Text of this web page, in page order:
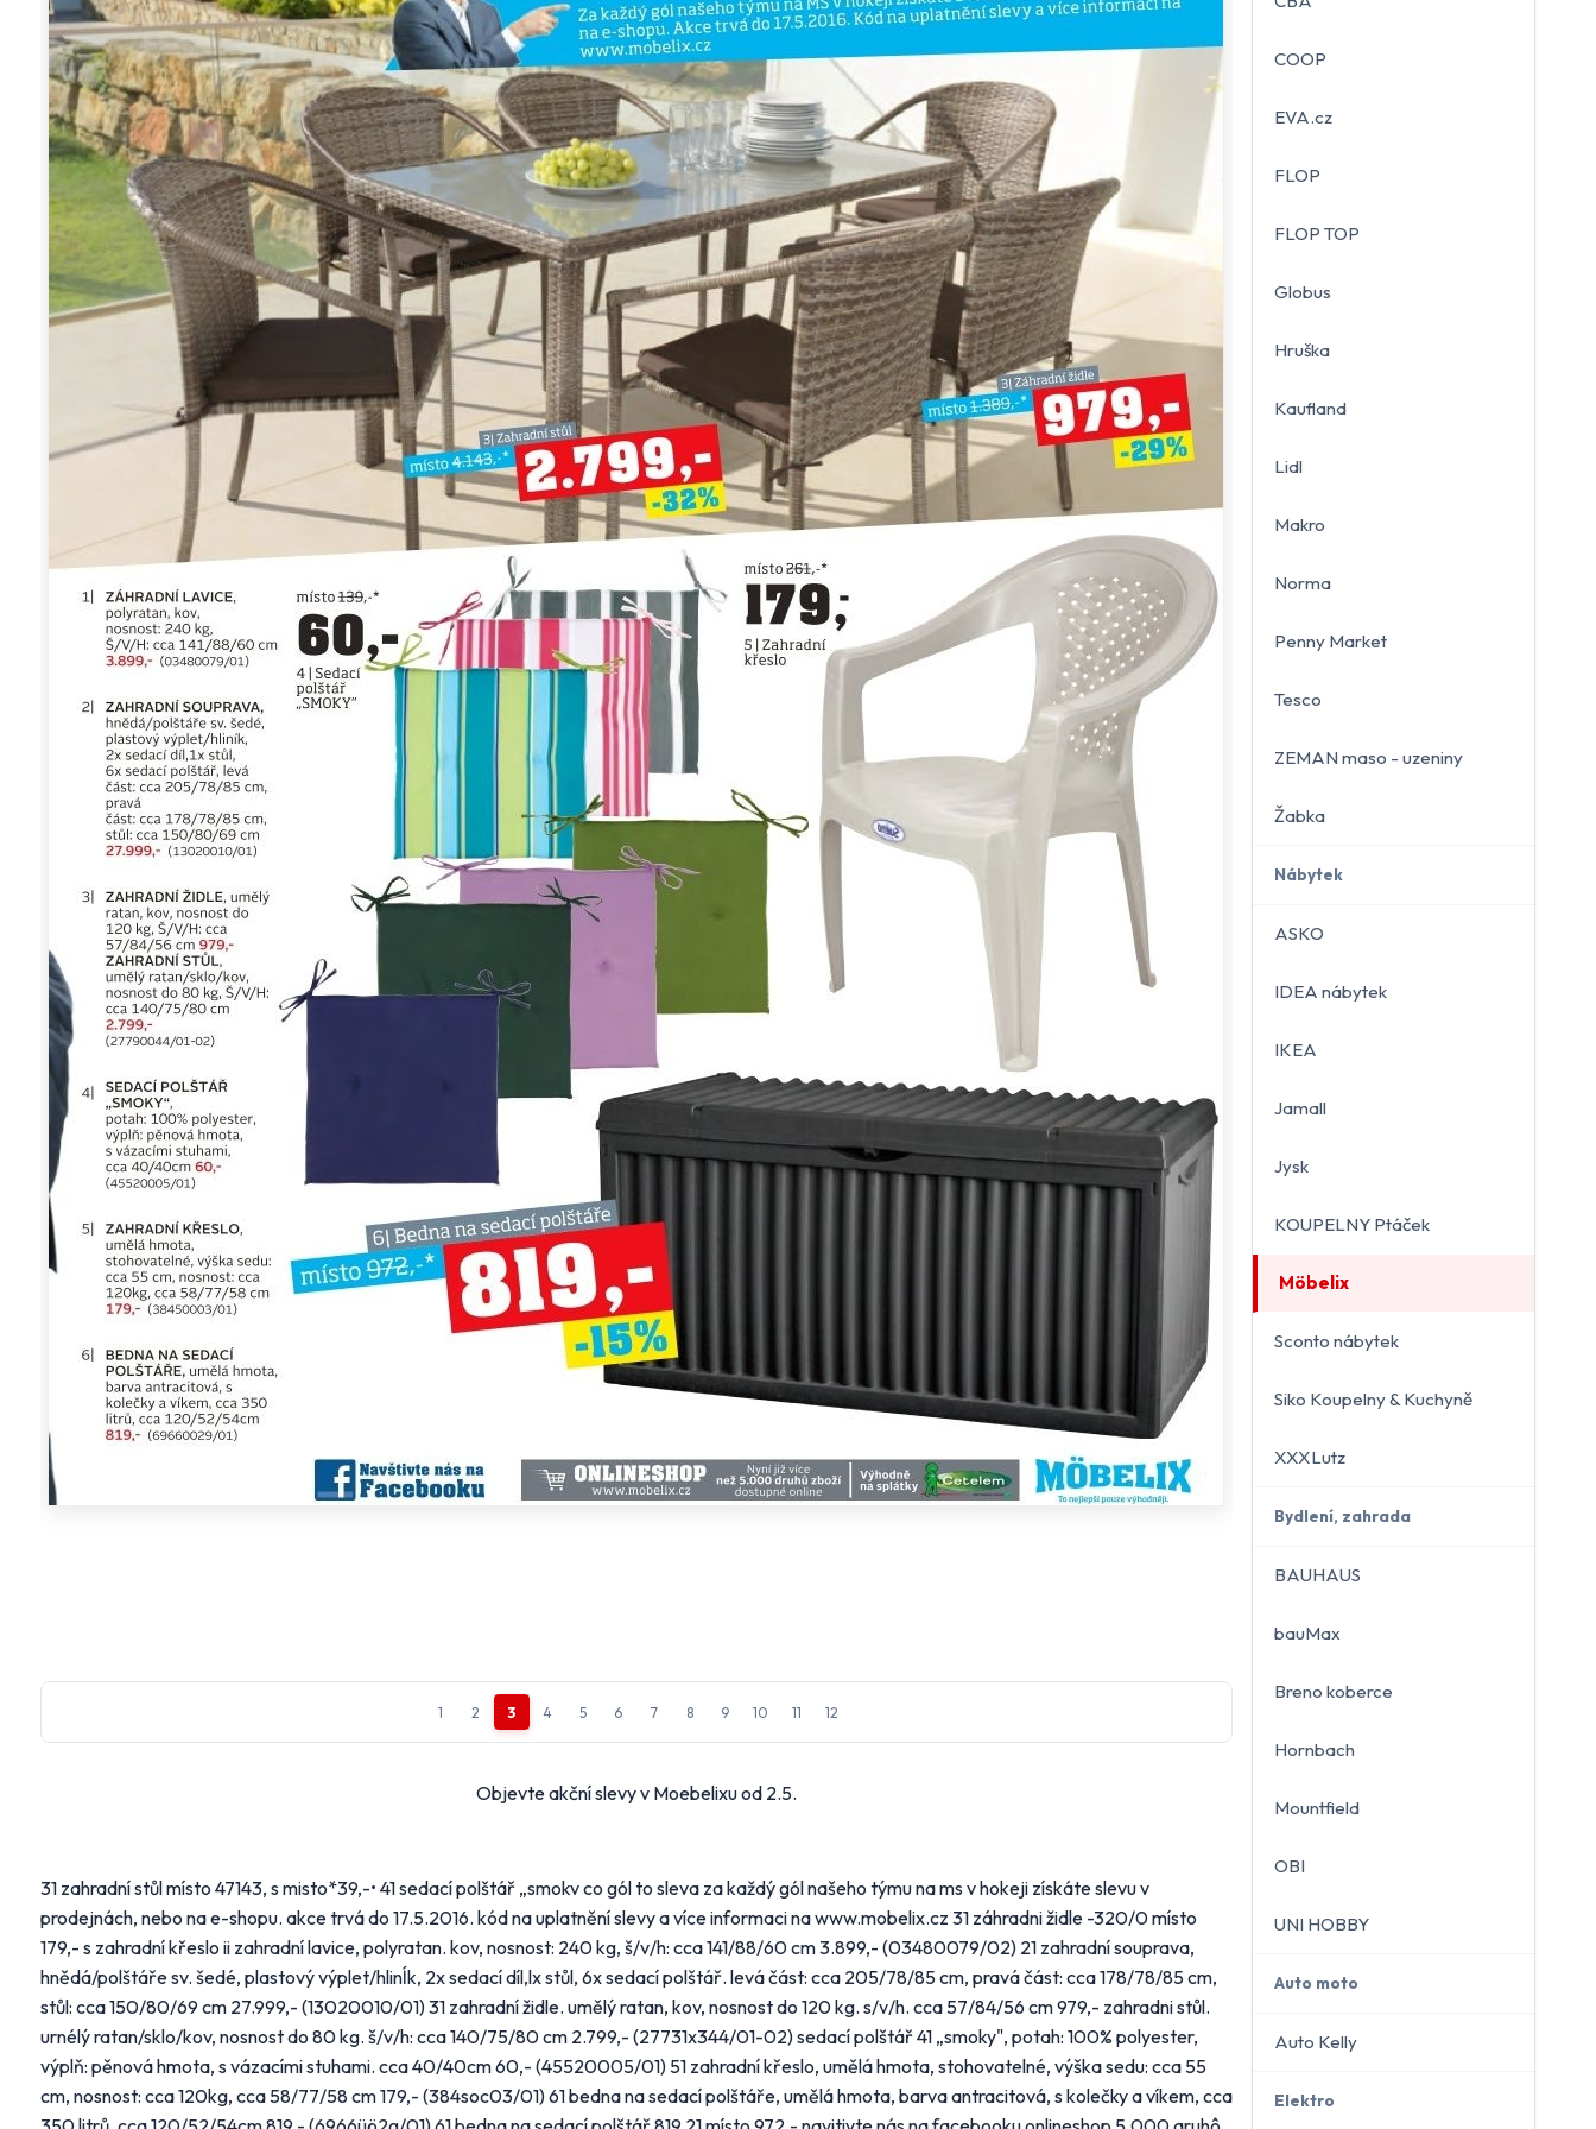
1 2 3 4 5 6 7 8 9 10 11 12
Objevte akční slevy v Moebelixu od 2.5.
31 zahradní stůl místo 47143, s misto*39,-• 41 sedací polštář „smokv co gól to sleva za každý gól našeho týmu na ms v hokeji získáte slevu v
prodejnách, nebo na e-shopu. akce trvá do 17.5.2016. kód na uplatnění slevy a více informaci na www.mobelix.cz 31 záhradni židle -320/0 místo
179,- s zahradní křeslo ii zahradní lavice, polyratan. kov, nosnost: 240 kg, š/v/h: cca 141/88/60 cm 3.899,- (03480079/02) 21 zahradní souprava,
hnědá/polštáře sv. šedé, plastový výplet/hlinĺk, 2x sedací díl,lx stůl, 6x sedací polštář. levá část: cca 205/78/85 cm, pravá část: cca 178/78/85 cm,
stůl: cca 150/80/69 cm 27.999,- (13020010/01) 31 zahradní židle. umělý ratan, kov, nosnost do 120 kg. s/v/h. cca 57/84/56 cm 979,- zahradni stůl.
urnélý ratan/sklo/kov, nosnost do 80 kg. š/v/h: cca 140/75/80 cm 2.799,- (27731x344/01-02) sedací polštář 41 „smoky", potah: 100% polyester,
výplň: pěnová hmota, s vázacími stuhami. cca 40/40cm 60,- (45520005/01) 51 zahradní křeslo, umělá hmota, stohovatelné, výška sedu: cca 55
cm, nosnost: cca 120kg, cca 58/77/58 cm 179,- (384soc03/01) 61 bedna na sedací polštáře, umělá hmota, barva antracitová, s kolečky a víkem, cca
COOP
EVA.cz
FLOP
FLOP TOP
Globus
Hruška
Kaufland
Lidl
Makro
Norma
Penny Market
Tesco
ZEMAN maso - uzeniny
Žabka
Nábytek
ASKO
IDEA nábytek
IKEA
Jamall
Jysk
KOUPELNY Ptáček
Möbelix
Sconto nábytek
Siko Koupelny & Kuchyně
XXXLutz
Bydlení, zahrada
BAUHAUS
bauMax
Breno koberce
Hornbach
Mountfield
OBI
UNI HOBBY
Auto moto
Auto Kelly
Elektro
mail_outlineNastavení odběru letáků
Albert CBA COOP
Makro Norma Penny Market Tesco
Další obchody podle kategorií
Bydlení, zahrada Drogerie, kosmetika
Elektro
Nábytek
Oblečení
Obuv